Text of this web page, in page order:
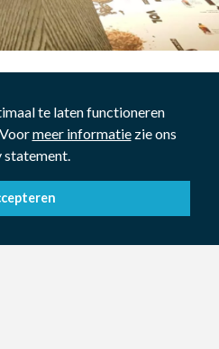
te laten functioneren
meer informatiezie ons